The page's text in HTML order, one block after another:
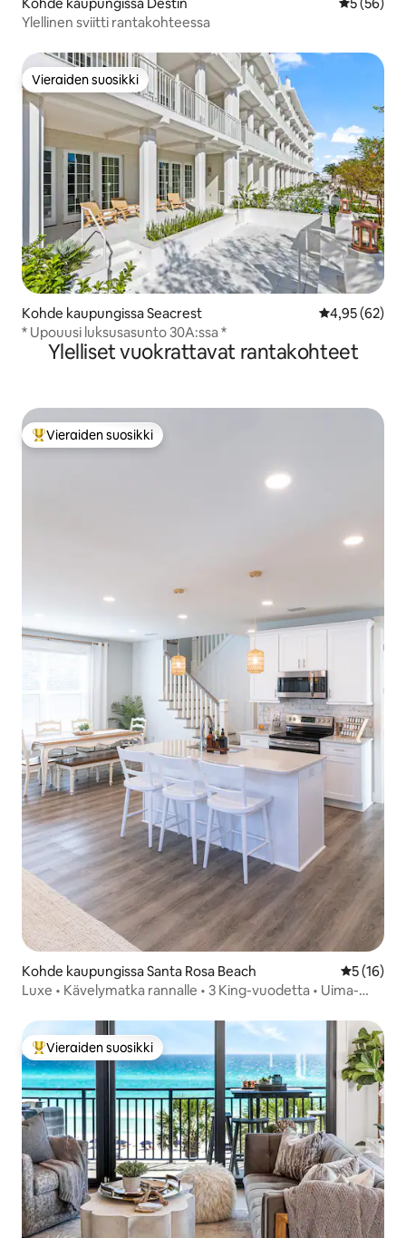
Ylellinen sviitti rantakohteessa
Vieraiden suosikki
Vieraiden suosikki
Kohde kaupungissa Seacrest
4,95 (62)
* Upouusi luksusasunto 30A:ssa *
Ylelliset vuokrattavat rantakohteet
Vieraiden suosikkien parhaimmistoa
Vieraiden suosikki
Kohde kaupungissa Santa Rosa Beach
5 (16)
Luxe • Kävelymatka rannalle • 3 King-vuodetta • Uima-
Vieraiden suosikkien parhaimmistoa
Vieraiden suosikki